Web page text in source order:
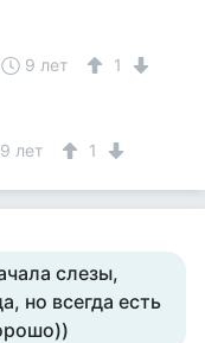
9 лет 1
9 лет 1
слезы,
но всегда есть